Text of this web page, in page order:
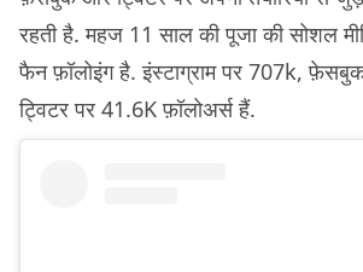
रहती है. महज 11 साल की पूजा की सोशल
फैन फ़ॉलोइंग है. इंस्टाग्राम पर 707k,
ट्विटर पर 41.6K फ़ॉलोअर्स हैं.